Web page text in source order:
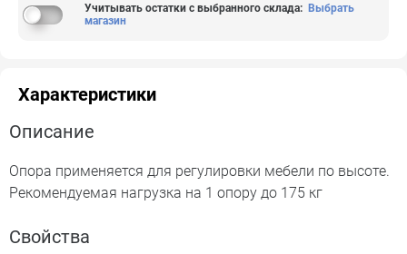
Учитывать остатки с выбранного склада: Выбрать
магазин
Характеристики
Описание
Опора применяется для регулировки мебели по высоте.
Рекомендуемая нагрузка на 1 опору до 175 кг
Свойства